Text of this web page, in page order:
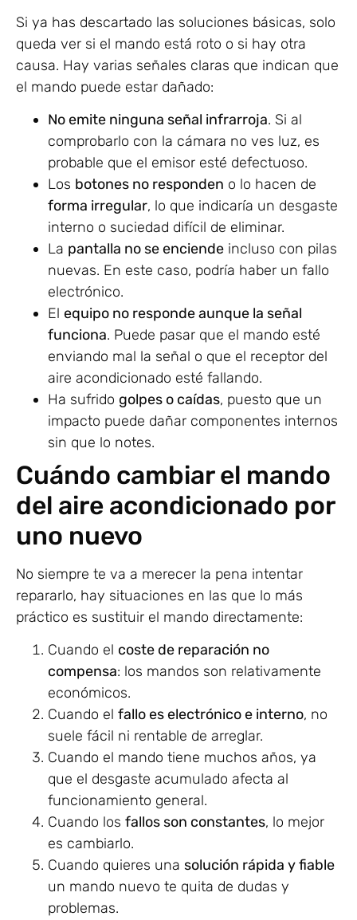
Si ya has descartado las soluciones básicas, solo
queda ver si el mando está roto o si hay otra
causa. Hay varias señales claras que indican que
el mando puede estar dañado:
No emite ninguna señal infrarroja. Si al
comprobarlo con la cámara no ves luz, es
probable que el emisor esté defectuoso.
Los botones no responden o lo hacen de
forma irregular, lo que indicaría un desgaste
interno o suciedad difícil de eliminar.
La pantalla no se enciende incluso con pilas
nuevas. En este caso, podría haber un fallo
electrónico.
El equipo no responde aunque la señal
funciona. Puede pasar que el mando esté
enviando mal la señal o que el receptor del
aire acondicionado esté fallando.
Ha sufrido golpes o caídas, puesto que un
impacto puede dañar componentes internos
sin que lo notes.
Cuándo cambiar el mando
del aire acondicionado por
uno nuevo
No siempre te va a merecer la pena intentar
repararlo, hay situaciones en las que lo más
práctico es sustituir el mando directamente:
Cuando el coste de reparación no
compensa: los mandos son relativamente
económicos.
Cuando el fallo es electrónico e interno, no
suele fácil ni rentable de arreglar.
Cuando el mando tiene muchos años, ya
que el desgaste acumulado afecta al
funcionamiento general.
Cuando los fallos son constantes, lo mejor
es cambiarlo.
Cuando quieres una solución rápida y fiable
un mando nuevo te quita de dudas y
problemas.